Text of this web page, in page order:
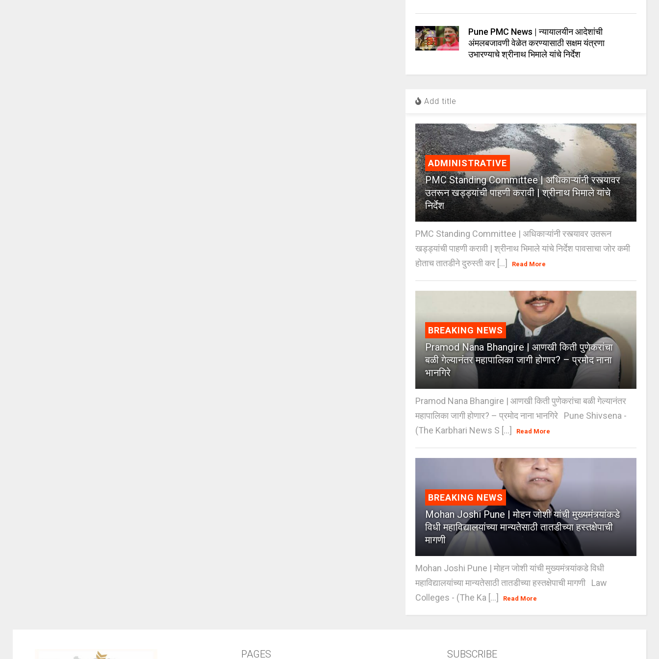
Pune PMC News | न्यायालयीन आदेशांची
अंमलबजावणी वेळेत करण्यासाठी सक्षम यंत्रणा
उभारण्याचे श्रीनाथ भिमाले यांचे निर्देश
Add title
ADMINISTRATIVE
PMC Standing Committee | अधिकाऱ्यांनी रस्त्यावर
उतरून खड्ड्यांची पाहणी करावी | श्रीनाथ भिमाले यांचे
निर्देश
PMC Standing Committee | अधिकाऱ्यांनी रस्त्यावर उतरून
खड्ड्यांची पाहणी करावी | श्रीनाथ भिमाले यांचे निर्देश पावसाचा जोर कमी
होताच तातडीने दुरुस्ती कर [...]
Read More
BREAKING NEWS
Pramod Nana Bhangire | आणखी किती पुणेकरांचा
बळी गेल्यानंतर महापालिका जागी होणार? – प्रमोद नाना
भानगिरे
Pramod Nana Bhangire | आणखी किती पुणेकरांचा बळी गेल्यानंतर
महापालिका जागी होणार? – प्रमोद नाना भानगिरे Pune Shivsena -
(The Karbhari News S [...]
Read More
BREAKING NEWS
Mohan Joshi Pune | मोहन जोशी यांची मुख्यमंत्र्यांकडे
विधी महाविद्यालयांच्या मान्यतेसाठी तातडीच्या हस्तक्षेपाची
मागणी
Mohan Joshi Pune | मोहन जोशी यांची मुख्यमंत्र्यांकडे विधी
महाविद्यालयांच्या मान्यतेसाठी तातडीच्या हस्तक्षेपाची मागणी Law
Colleges - (The Ka [...]
Read More
PAGES SUBSCRIBE